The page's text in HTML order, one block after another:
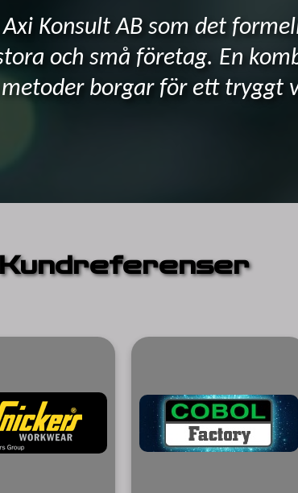
Konsult AB som det
och små företag. En
borgar för ett tryggt
Kundreferenser